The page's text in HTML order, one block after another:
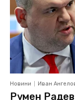
Новини Иван
Румен